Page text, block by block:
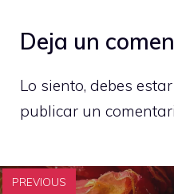
Deja un
Lo siento, debes estar
publicar un
PREVIOUS